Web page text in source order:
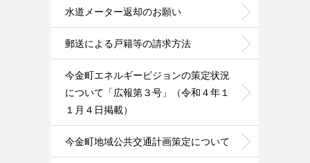
水道メーター返却のお願い
郵送による戸籍等の請求方法
今金町エネルギービジョンの策定状況
について「広報第３号」（令和４年１
１月４日掲載）
今金町地域公共交通計画策定について